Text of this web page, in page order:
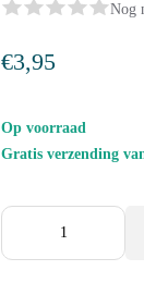
Nog
€3,95
Op voorraad
Gratis verzending